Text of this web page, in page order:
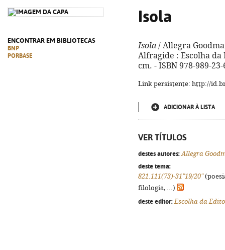
ENCONTRAR EM BIBLIOTECAS
BNP
PORBASE
Isola
Isola / Allegra
Alfragide : Escolha da
cm. - ISBN 978-989-
Link persistente: http://
ADICIONAR À LISTA
VER TÍTULOS
destes autores: Allegra
deste tema:
821.111(73)-31"19/20"
filologia, ...)
deste editor: Escolha da